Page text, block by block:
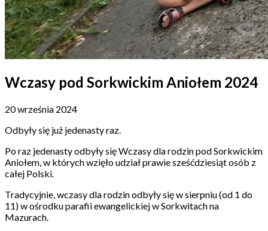
Wczasy pod Sorkwickim Aniołem 2024
20 września 2024
Odbyły się już jedenasty raz.
Po raz jedenasty odbyły się Wczasy dla rodzin pod Sorkwickim
Aniołem, w których wzięło udział prawie sześćdziesiąt osób z
całej Polski.
Tradycyjnie, wczasy dla rodzin odbyły się w sierpniu (od 1 do
11) w ośrodku parafii ewangelickiej w Sorkwitach na
Mazurach.